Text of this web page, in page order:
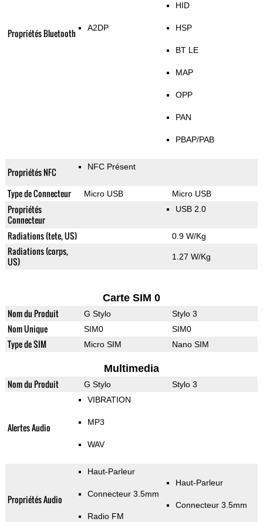
Propriétés Bluetooth A2DP
HID
HSP
BT LE
MAP
OPP
PAN
PBAP/PAB
Propriétés NFC NFC Présent
Type de Connecteur Micro USB Micro USB
Propriétés
Connecteur
USB 2.0
Radiations (tete, US) 0.9 W/Kg
Radiations (corps,
US)
1.27 W/Kg
Carte SIM 0
Nom du Produit G Stylo Stylo 3
Nom Unique SIM0 SIM0
Type de SIM Micro SIM Nano SIM
Multimedia
Nom du Produit G Stylo Stylo 3
Alertes Audio
VIBRATION
MP3
WAV
Propriétés Audio
Haut-Parleur
Connecteur 3.5mm
Radio FM
Haut-Parleur
Connecteur 3.5mm